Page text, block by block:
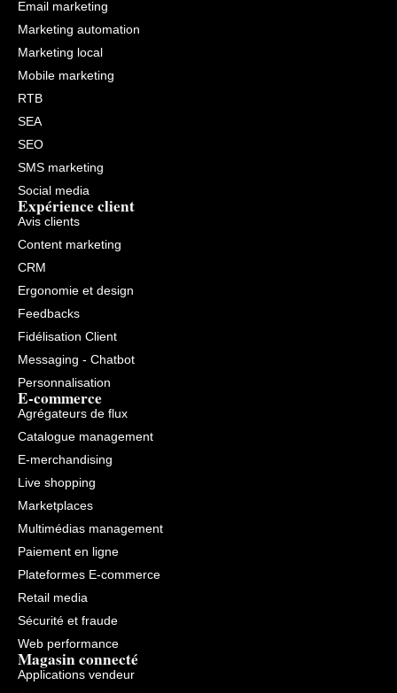
Email marketing
Marketing automation
Marketing local
Mobile marketing
RTB
SEA
SEO
SMS marketing
Social media
Expérience client
Avis clients
Content marketing
CRM
Ergonomie et design
Feedbacks
Fidélisation Client
Messaging - Chatbot
Personnalisation
E-commerce
Agrégateurs de flux
Catalogue management
E-merchandising
Live shopping
Marketplaces
Multimédias management
Paiement en ligne
Plateformes E-commerce
Retail media
Sécurité et fraude
Web performance
Magasin connecté
Applications vendeur